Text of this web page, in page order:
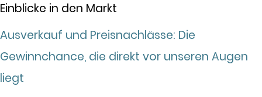
Einblicke in den Markt
Ausverkauf und Preisnachlässe: Die
Gewinnchance, die direkt vor unseren Augen
liegt